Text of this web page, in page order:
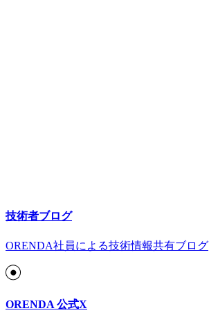
技術者ブログ
ORENDA社員による技術情報共有ブログ
ORENDA 公式X